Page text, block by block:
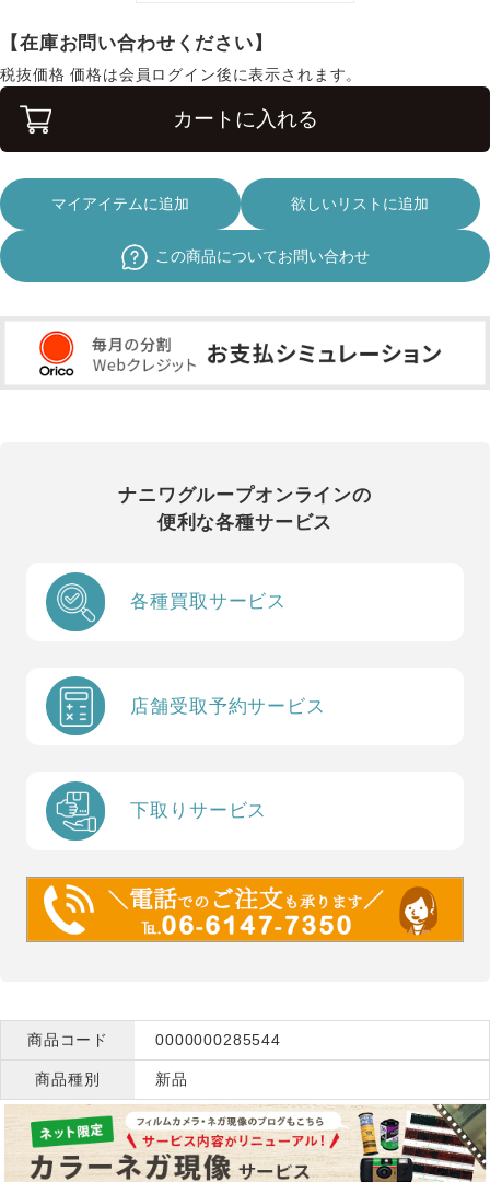
【在庫お問い合わせください】
税抜価格 価格は会員ログイン後に表示されます。
カートに入れる
マイアイテムに追加 欲しいリストに追加
この商品についてお問い合わせ
ナニワグループオンラインの
便利な各種サービス
各種買取サービス
店舗受取予約サービス
下取りサービス
商品コード 0000000285544
商品種別 新品